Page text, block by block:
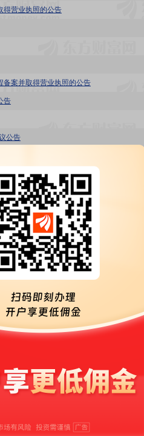
得营业执照的公告
备案并取得营业执照的公告
告
公告
公告
达智能科技股份有限公司对外提供反担保
程》的公告
集资金投资项目及已支付发行费用的自筹
告